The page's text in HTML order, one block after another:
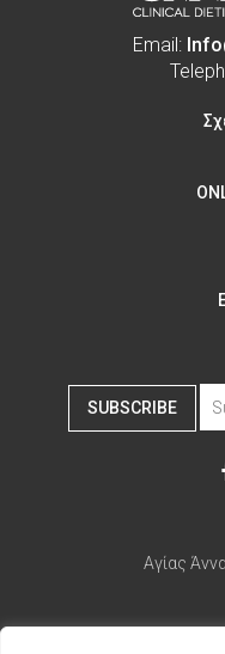
Email:
SUBSCRIBE
Αγίας